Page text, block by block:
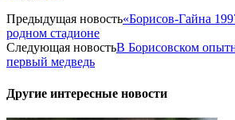
Предыдущая новость«Борисов-Гайна
родном стадионе
Следующая новостьВ Борисовском
первый медведь
Другие интересные новости